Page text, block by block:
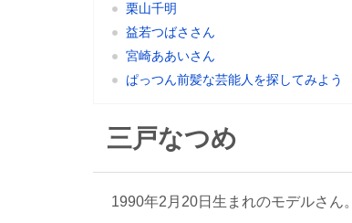
栗山千明
益若つばささん
宮崎ああいさん
ぱっつん前髪な芸能人を探してみよう
三戸なつめ
1990年2月20日生まれのモデルさん。